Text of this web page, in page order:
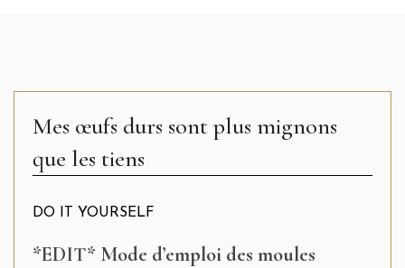
Mes œufs durs sont plus mignons
que les tiens
DO IT YOURSELF
*EDIT* Mode d’emploi des moules